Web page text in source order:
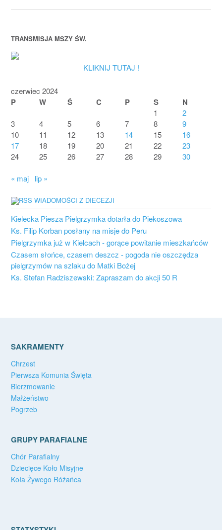
TRANSMISJA MSZY ŚW.
KLIKNIJ TUTAJ !
czerwiec 2024
P W Ś C P S N
1
2
3
4 5 6 7 8
9
10
11 12 13 14 15
16
17
18 19 20 21 22
23
24
25 26 27 28 29 30
« maj lip »
WIADOMOŚCI Z DIECEZJI
Kielecka Piesza Pielgrzymka dotarła do Piekoszowa
Ks. Filip Korban posłany na misje do Peru
Pielgrzymka już w Kielcach - gorące powitanie mieszkańców
Czasem słońce, czasem deszcz - pogoda nie oszczędza
pielgrzymów na szlaku do Matki Bożej
Ks. Stefan Radziszewski: Zapraszam do akcji 50 R
SAKRAMENTY
Chrzest
Pierwsza Komunia Święta
Bierzmowanie
Małżeństwo
Pogrzeb
GRUPY PARAFIALNE
Chór Parafialny
Dziecięce Koło Misyjne
Koła Żywego Różańca